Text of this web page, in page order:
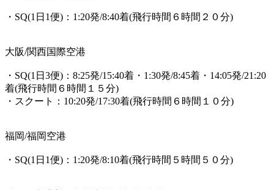
・SQ(1日1便)：1:20発/8:40着(飛行時間６時間２０分)
大阪/関西国際空港
・SQ(1日3便)：8:25発/15:40着・1:30発/8:45着・14:05発/21:20
着(飛行時間６時間１５分)
・スクート：10:20発/17:30着(飛行時間６時間１０分)
福岡/福岡空港
・SQ(1日1便)：1:20発/8:10着(飛行時間５時間５０分)